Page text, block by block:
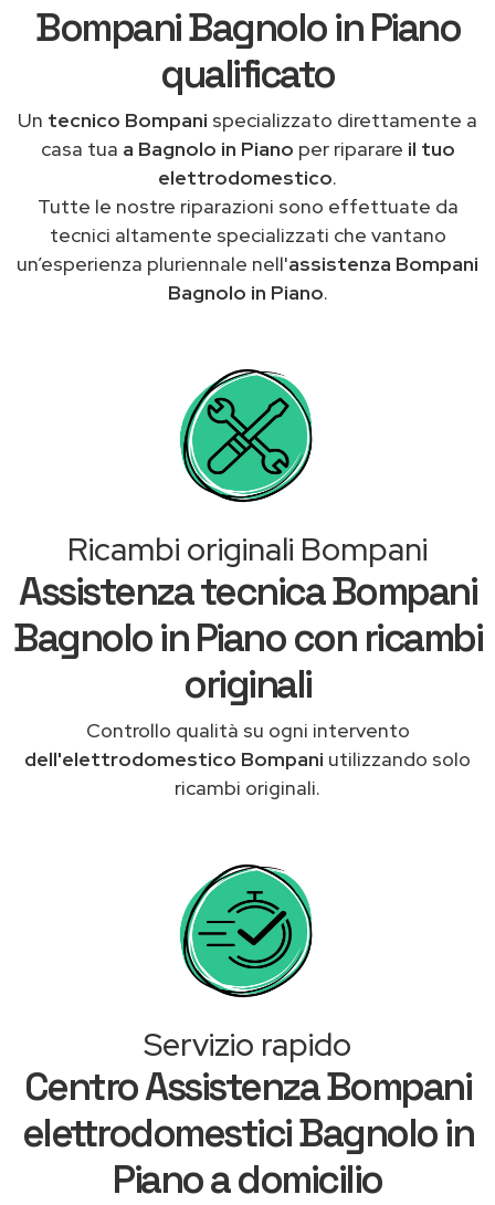
Bompani Bagnolo in Piano
qualificato
Un tecnico Bompani specializzato direttamente a
casa tua a Bagnolo in Piano per riparare il tuo
elettrodomestico.
Tutte le nostre riparazioni sono effettuate da
tecnici altamente specializzati che vantano
un’esperienza pluriennale nell'assistenza Bompani
Bagnolo in Piano.
Ricambi originali Bompani
Assistenza tecnica Bompani
Bagnolo in Piano con ricambi
originali
Controllo qualità su ogni intervento
dell'elettrodomestico Bompani utilizzando solo
ricambi originali.
Servizio rapido
Centro Assistenza Bompani
elettrodomestici Bagnolo in
Piano a domicilio